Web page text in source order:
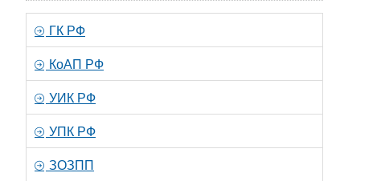
ГК РФ
КоАП РФ
УИК РФ
УПК РФ
ЗОЗПП